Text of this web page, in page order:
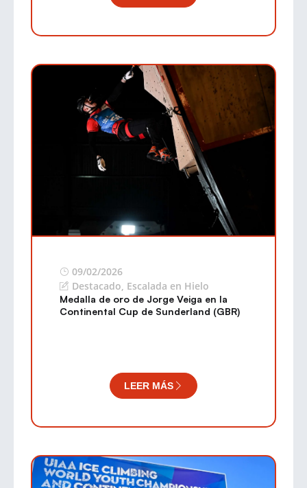
09/02/2026
Destacado Escalada en Hielo
Medalla de oro de Jorge Veiga en la
Continental Cup de Sunderland (GBR)
LEER MÁS